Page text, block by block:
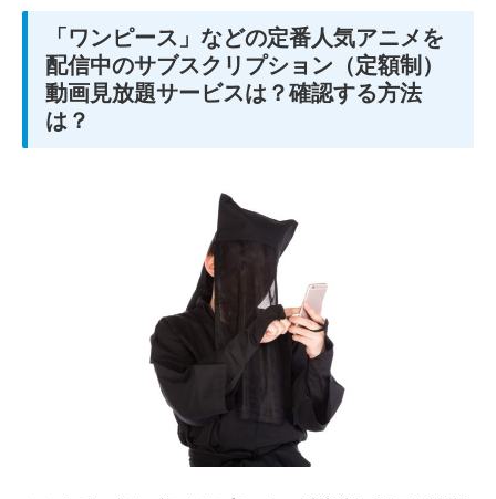
「ワンピース」などの定番人気アニメを
配信中のサブスクリプション（定額制）
動画見放題サービスは？確認する方法
は？